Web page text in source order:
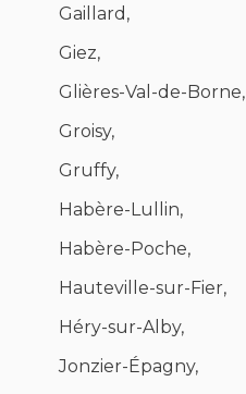
Gaillard,
Giez,
Glières-Val-de-Borne,
Groisy,
Gruffy,
Habère-Lullin,
Habère-Poche,
Hauteville-sur-Fier,
Héry-sur-Alby,
Jonzier-Épagny,